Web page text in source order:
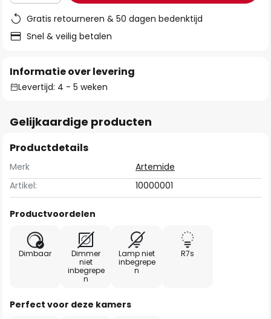
Gratis retourneren & 50 dagen bedenktijd
Snel & veilig betalen
Informatie over levering
Levertijd: 4 - 5 weken
Gelijkaardige producten
Productdetails
Merk
Artemide
Artikel:
10000001
Productvoordelen
Dimbaar
Dimmer
niet
inbegrepe
n
Lamp niet
inbegrepe
n
R7s
Perfect voor deze kamers